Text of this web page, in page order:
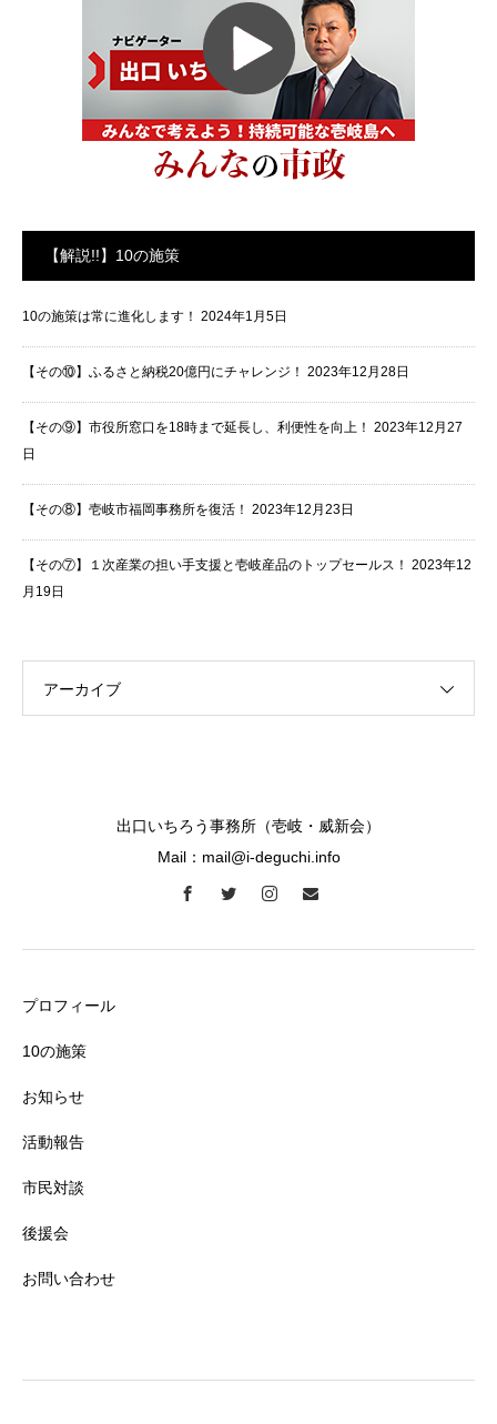
【解説!!】10の施策
10の施策は常に進化します！ 2024年1月5日
【その⑩】ふるさと納税20億円にチャレンジ！ 2023年12月28日
【その⑨】市役所窓口を18時まで延長し、利便性を向上！ 2023年12月27
日
【その⑧】壱岐市福岡事務所を復活！ 2023年12月23日
【その⑦】１次産業の担い手支援と壱岐産品のトップセールス！ 2023年12
月19日
アーカイブ
出口いちろう事務所（壱岐・威新会）
Mail：mail@i-deguchi.info
プロフィール
10の施策
お知らせ
活動報告
市民対談
後援会
お問い合わせ